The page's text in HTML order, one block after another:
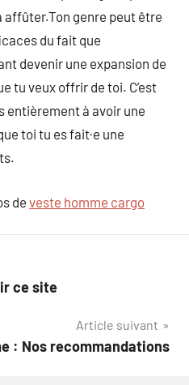
genre peut être
du fait que
devenir une expansion de
tu veux offrir de toi. C’est
entièrement à avoir une
toi tu es fait·e une
de veste homme cargo
ce site
Article suivant
: Nos recommandations